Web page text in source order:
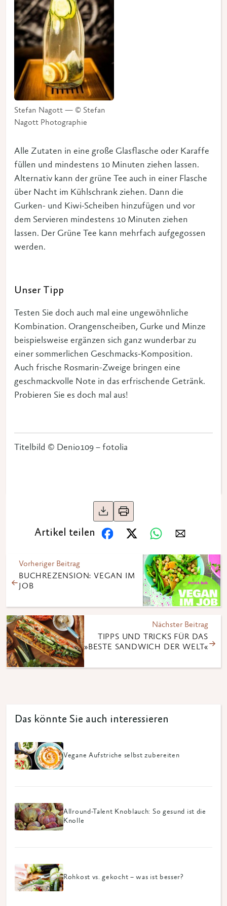
Stefan Nagott — © Stefan
Nagott Photographie
Alle Zutaten in eine große Glasflasche oder Karaffe
füllen und mindestens 10 Minuten ziehen lassen.
Alternativ kann der grüne Tee auch in einer Flasche
über Nacht im Kühlschrank ziehen. Dann die
Gurken- und Kiwi-Scheiben hinzufügen und vor
dem Servieren mindestens 10 Minuten ziehen
lassen. Der Grüne Tee kann mehrfach aufgegossen
werden.
Unser Tipp
Testen Sie doch auch mal eine ungewöhnliche
Kombination. Orangenscheiben, Gurke und Minze
beispielsweise ergänzen sich ganz wunderbar zu
einer sommerlichen Geschmacks-Komposition.
Auch frische Rosmarin-Zweige bringen eine
geschmackvolle Note in das erfrischende Getränk.
Probieren Sie es doch mal aus!
Titelbild © Denio109 – fotolia
Artikel teilen
Vorheriger Beitrag
BUCHREZENSION: VEGAN IM
JOB
Nächster Beitrag
TIPPS UND TRICKS FÜR DAS
»BESTE SANDWICH DER WELT«
Das könnte Sie auch interessieren
Vegane Aufstriche selbst zubereiten
Allround-Talent Knoblauch: So gesund ist die
Knolle
Rohkost vs. gekocht – was ist besser?